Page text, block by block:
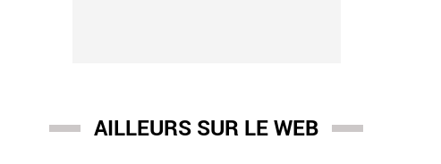
AILLEURS SUR LE WEB